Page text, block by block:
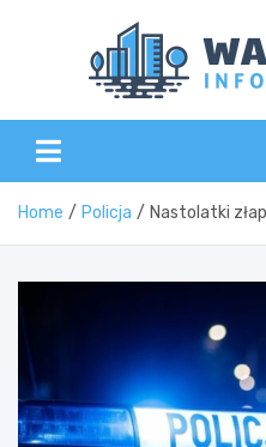
Home Policja Nastolatki